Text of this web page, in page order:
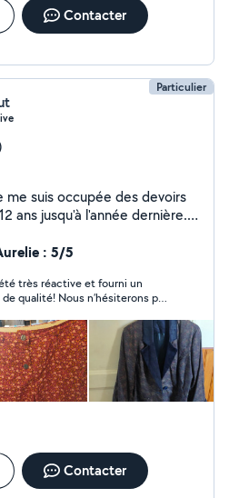
Contacter
Particulier
me suis occupée des devoirs
ans jusqu'à l'année dernière.
m'occuper de votre
courses. Je peux aussi
et faire la lecture.
et je peux m'occuper des
J'ai une expérience de trois
cinq ans en restauration. Je
ourlets, fermetures éclair,
du spectacle je propose
guinguette avec
franco-kabyle avec un groupe
et ponctuelle, j'apprécie
parfait possible. Je recherche
mais suis aussi ouverte
: 5/5
très réactive et fourni un
qualité! Nous n’hésiterons pas
Contacter